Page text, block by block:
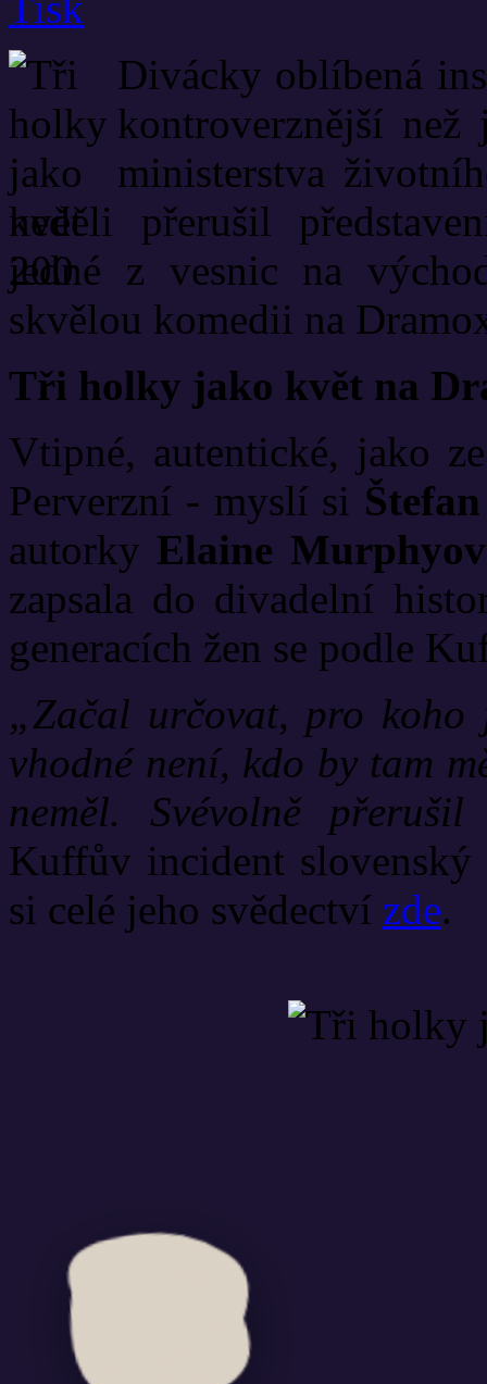
Divácky oblíbená
kontroverznější
ministerstva
neděli přerušil
jedné z vesnic na
skvělou komedii na
Tři holky jako květ na
Vtipné, autentické, jako
Perverzní - myslí si
autorky Elaine
zapsala do divadelní
generacích žen se podle
„Začal určovat, pro koho
vhodné není, kdo by tam
neměl. Svévolně přerušil
Kuffův incident
si celé jeho svědectví zde.